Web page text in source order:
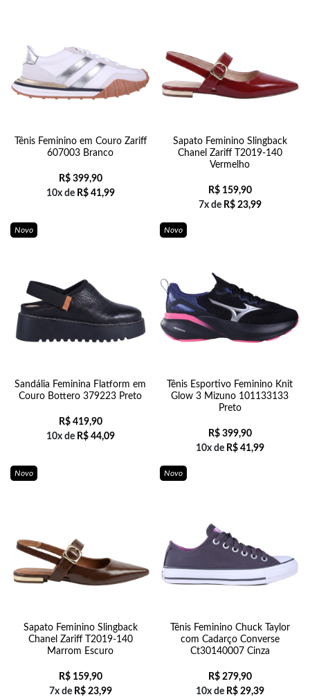
Tênis Feminino em Couro Zariff
607003 Branco
R$399,90
10x de R$41,99
Sapato Feminino Slingback
Chanel Zariff T2019-140
Vermelho
R$159,90
7x de R$23,99
Novo
Sandália Feminina Flatform em
Couro Bottero 379223 Preto
R$419,90
10x de R$44,09
Novo
Tênis Esportivo Feminino Knit
Glow 3 Mizuno 101133133
Preto
R$399,90
10x de R$41,99
Novo
Sapato Feminino Slingback
Chanel Zariff T2019-140
Marrom Escuro
R$159,90
7x de R$23,99
Novo
Tênis Feminino Chuck Taylor
com Cadarço Converse
Ct30140007 Cinza
R$279,90
10x de R$29,39